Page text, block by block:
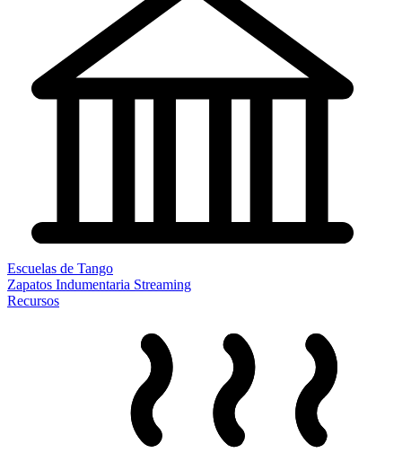
Escuelas de Tango
Zapatos Indumentaria Streaming
Recursos